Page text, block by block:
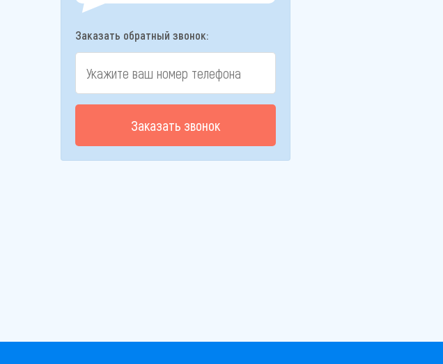
Заказать обратный звонок:
Заказать звонок